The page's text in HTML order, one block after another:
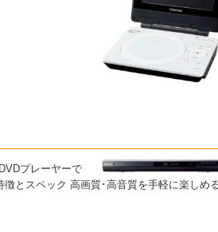
プレーヤーで
とスペック 高画質･高音質を手軽に楽しめ